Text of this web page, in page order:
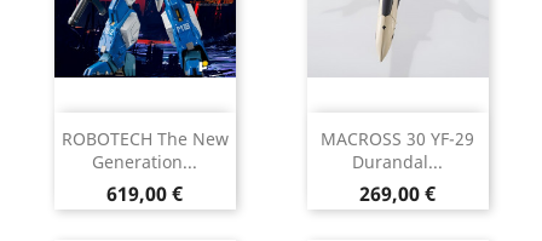
ROBOTECH The New
Generation...
Prix
619,00 €
MACROSS 30 YF-29
Durandal...
Prix
269,00 €